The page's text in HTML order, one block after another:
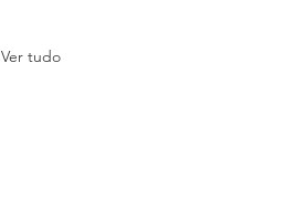
Ver tudo